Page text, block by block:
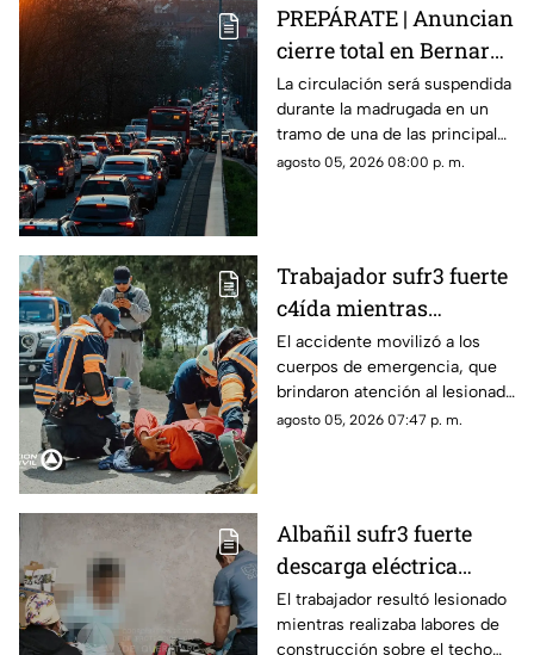
PREPÁRATE | Anuncian
cierre total en Bernardo
Quintana; este será el
horario
La circulación será suspendida
durante la madrugada en un
tramo de una de las principales
vialidades de Querétaro.
agosto 05, 2026 08:00 p. m.
Trabajador sufr3 fuerte
c4ída mientras
trabajaba en Guadalupe
La Venta
El accidente movilizó a los
cuerpos de emergencia, que
brindaron atención al lesionado
antes de trasladarlo a un
agosto 05, 2026 07:47 p. m.
Albañil sufr3 fuerte
descarga eléctrica
mientras trabajaba en
una azotea de San José
El trabajador resultó lesionado
mientras realizaba labores de
construcción sobre el techo